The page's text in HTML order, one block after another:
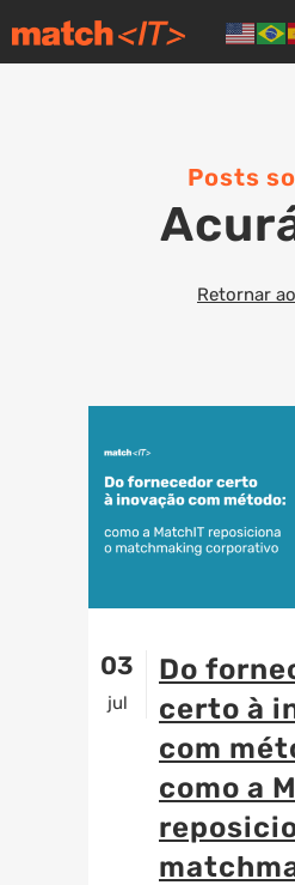
Posts
Retornar
03
jul
Do
certo à
com
como a